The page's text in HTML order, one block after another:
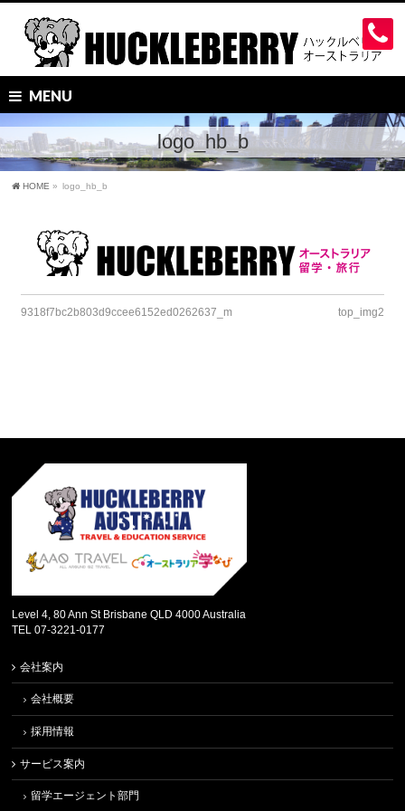
MENU
logo_hb_b
HOME » logo_hb_b
9318f7bc2b803d9ccee6152ed0262637_m top_img2
Level 4, 80 Ann St Brisbane QLD 4000 Australia
TEL 07-3221-0177
会社案内
会社概要
採用情報
サービス案内
留学エージェント部門